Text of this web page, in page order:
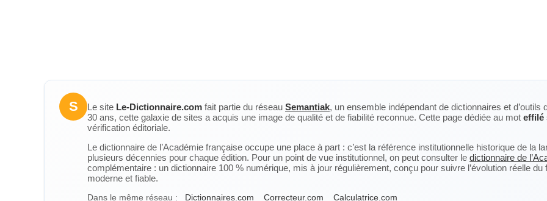
S Le site Le-Dictionnaire.com fait partie du réseau Semantiak, un ensemble indépendant de dictionnaires et
30 ans, cette galaxie de sites a acquis une image de qualité et de fiabilité reconnue. Cette page dédiée au mot effilé
vérification éditoriale.
Le dictionnaire de l’Académie française occupe une place à part : c’est la référence institutionnelle historique de la
plusieurs décennies pour chaque édition. Pour un point de vue institutionnel, on peut consulter le dictionnaire de
complémentaire : un dictionnaire 100 % numérique, mis à jour régulièrement, conçu pour suivre l’évolution réelle
moderne et fiable.
Dans le même réseau : Dictionnaires.com Correcteur.com Calculatrice.com